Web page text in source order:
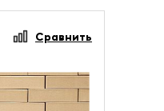
Сравнить